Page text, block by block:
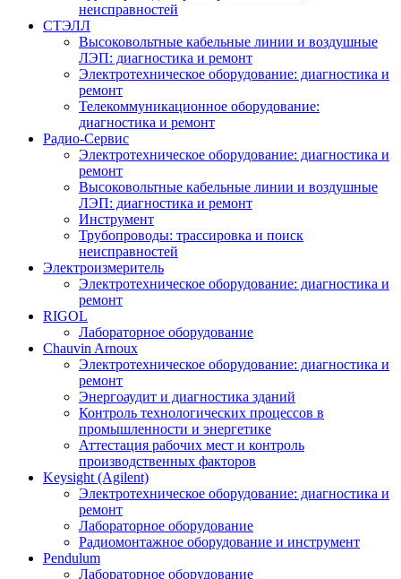
неисправностей
СТЭЛЛ
Высоковольтные кабельные линии и воздушные
ЛЭП: диагностика и ремонт
Электротехническое оборудование: диагностика и
ремонт
Телекоммуникационное оборудование:
диагностика и ремонт
Радио-Cервис
Электротехническое оборудование: диагностика и
ремонт
Высоковольтные кабельные линии и воздушные
ЛЭП: диагностика и ремонт
Инструмент
Трубопроводы: трассировка и поиск
неисправностей
Электроизмеритель
Электротехническое оборудование: диагностика и
ремонт
RIGOL
Лабораторное оборудование
Chauvin Arnoux
Электротехническое оборудование: диагностика и
ремонт
Энергоаудит и диагностика зданий
Контроль технологических процессов в
промышленности и энергетике
Аттестация рабочих мест и контроль
производственных факторов
Keysight (Agilent)
Электротехническое оборудование: диагностика и
ремонт
Лабораторное оборудование
Радиомонтажное оборудование и инструмент
Pendulum
Лабораторное оборудование